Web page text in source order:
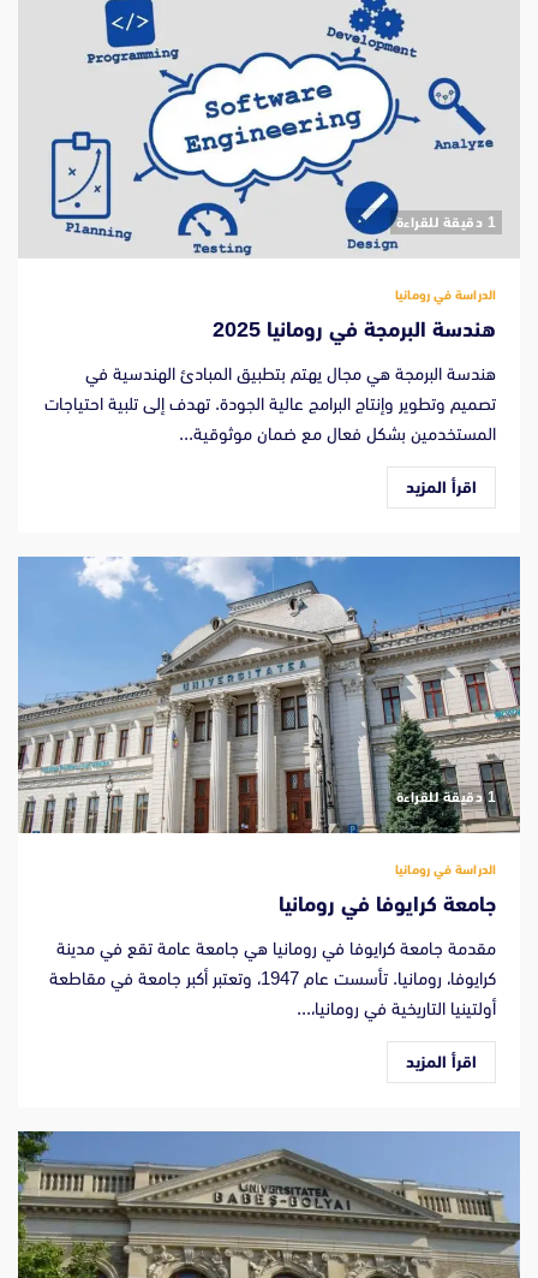
‫1 دقيقة للقراءة
الدراسة في رومانيا
هندسة البرمجة في رومانيا 2025
هندسة البرمجة هي مجال يهتم بتطبيق المبادئ الهندسية في
تصميم وتطوير وإنتاج البرامج عالية الجودة. تهدف إلى تلبية احتياجات
المستخدمين بشكل فعال مع ضمان موثوقية...
اقرأ المزيد
‫1 دقيقة للقراءة
الدراسة في رومانيا
جامعة كرايوفا في رومانيا
مقدمة جامعة كرايوفا في رومانيا هي جامعة عامة تقع في مدينة
كرايوفا، رومانيا. تأسست عام 1947، وتعتبر أكبر جامعة في مقاطعة
أولتينيا التاريخية في رومانيا،...
اقرأ المزيد